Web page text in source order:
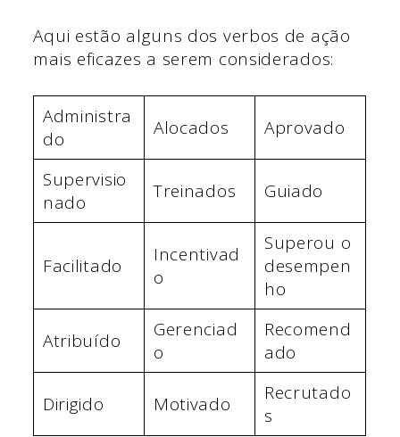
Aqui estão alguns dos verbos de ação
mais eficazes a serem considerados:
Administra
do
Alocados Aprovado
Supervisio
nado
Treinados Guiado
Facilitado
Incentivad
o
Superou o
desempen
ho
Atribuído
Gerenciad
o
Recomend
ado
Dirigido Motivado
Recrutado
s